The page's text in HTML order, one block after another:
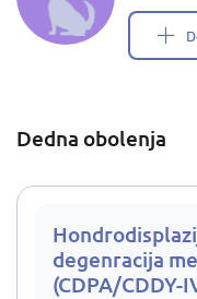
Dedna obolenja
degenracija
(CDPA/CDDY-